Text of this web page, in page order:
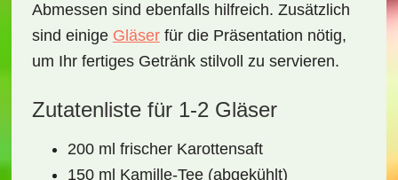
Abmessen sind ebenfalls hilfreich. Zusätzlich
sind einige Gläserfür die Präsentation nötig,
um Ihr fertiges Getränk stilvoll zu servieren.
Zutatenliste für 1-2 Gläser
200 ml frischer Karottensaft
150 ml Kamille-Tee (abgekühlt)